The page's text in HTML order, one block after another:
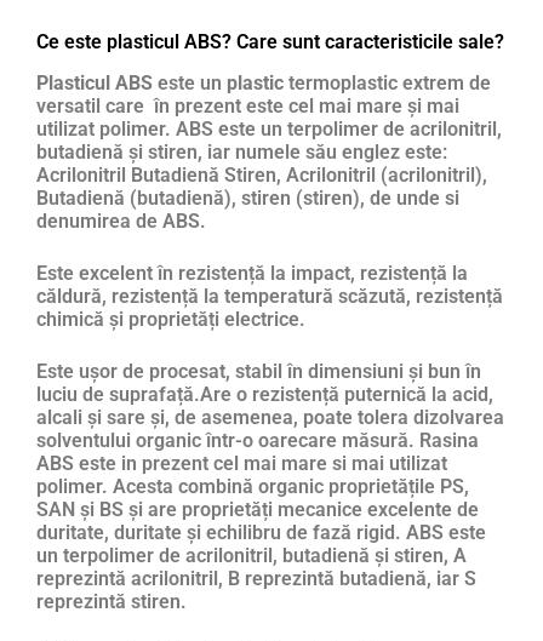
Ce este plasticul ABS? Care sunt caracteristicile sale?
Plasticul ABS este un plastic termoplastic extrem de
versatil care în prezent este cel mai mare și mai
utilizat polimer. ABS este un terpolimer de acrilonitril,
butadienă și stiren, iar numele său englez este:
Acrilonitril Butadienă Stiren, Acrilonitril (acrilonitril),
Butadienă (butadienă), stiren (stiren), de unde si
denumirea de ABS.
Este excelent în rezistență la impact, rezistență la
căldură, rezistență la temperatură scăzută, rezistență
chimică și proprietăți electrice.
Este ușor de procesat, stabil în dimensiuni și bun în
luciu de suprafață.Are o rezistență puternică la acid,
alcali și sare și, de asemenea, poate tolera dizolvarea
solventului organic într-o oarecare măsură. Rasina
ABS este in prezent cel mai mare si mai utilizat
polimer. Acesta combină organic proprietățile PS,
SAN și BS și are proprietăți mecanice excelente de
duritate, duritate și echilibru de fază rigid. ABS este
un terpolimer de acrilonitril, butadienă și stiren, A
reprezintă acrilonitril, B reprezintă butadienă, iar S
reprezintă stiren.